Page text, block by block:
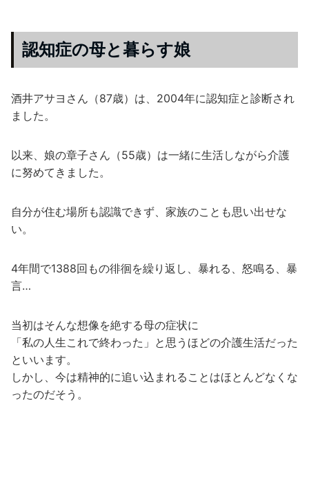
認知症の母と暮らす娘
酒井アサヨさん（87歳）は、2004年に認知症と診断され
ました。
以来、娘の章子さん（55歳）は一緒に生活しながら介護
に努めてきました。
自分が住む場所も認識できず、家族のことも思い出せな
い。
4年間で1388回もの徘徊を繰り返し、暴れる、怒鳴る、暴
言…
当初はそんな想像を絶する母の症状に
「私の人生これで終わった」と思うほどの介護生活だった
といいます。
しかし、今は精神的に追い込まれることはほとんどなくな
ったのだそう。